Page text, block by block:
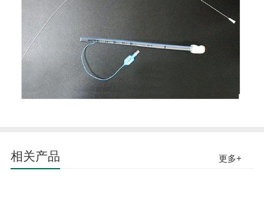
相关产品 更多+